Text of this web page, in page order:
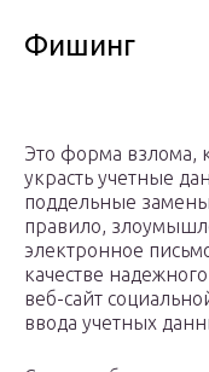
Фишинг
Это форма взлома,
украсть учетные
поддельные
правило,
электронное
качестве
веб-сайт
ввода учетных